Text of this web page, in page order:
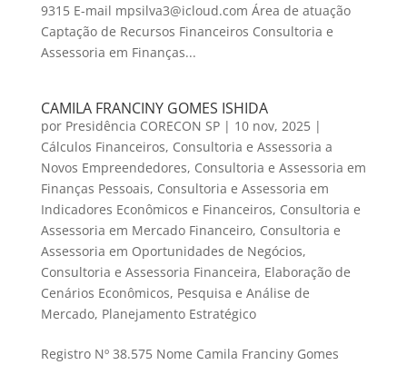
9315 E-mail mpsilva3@icloud.com Área de atuação
Captação de Recursos Financeiros Consultoria e
Assessoria em Finanças...
CAMILA FRANCINY GOMES ISHIDA
por Presidência CORECON SP| 10 nov, 2025|
Cálculos Financeiros, Consultoria e Assessoria a
Novos Empreendedores, Consultoria e Assessoria em
Finanças Pessoais, Consultoria e Assessoria em
Indicadores Econômicos e Financeiros, Consultoria e
Assessoria em Mercado Financeiro, Consultoria e
Assessoria em Oportunidades de Negócios,
Consultoria e Assessoria Financeira, Elaboração de
Cenários Econômicos, Pesquisa e Análise de
Mercado, Planejamento Estratégico
Registro Nº 38.575 Nome Camila Franciny Gomes